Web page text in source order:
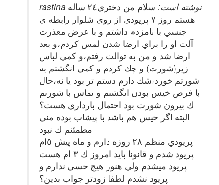
rastina نوشته است:
سلام من دختري٢٤ ساله
هستم روز ٧ پريودي از روي شلوار رابطه ي
جنسي با نامزدم داشتم و با عرض معذرت
آلت او را براي ارضا شدن لمس كردم،و بعد
ارضا شد و من به توالت رفتم،و كمي لباس
زير(شورت) و چك كردم و كمي انگشتم به
شورتم خورد،شك دارم دستم تر بود يا نه،حال
با فرض خيس بودن انگشتم و تماس با شورتم
ك بيرون شورت بود احتمال بارداري هست؟
البته اگر خيس هم باشد با پيشاب بوده مني
مطمئنم ك نبود
پريودي منظم ٢٨ روزه دارم و ماه پيش ٥ام
پريود شدم و قانونا بايد امروز ك ٣ ام هست
پريود ميشدم ولي هنوز هيچ حسي ندارم و
پريود نشدم لطفا زودتر جواب بدين؟